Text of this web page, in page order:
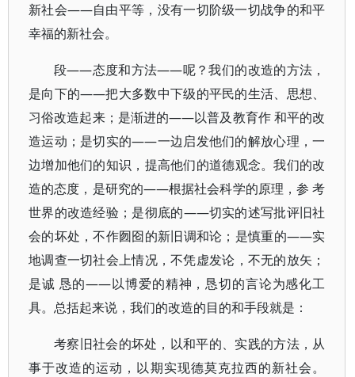
新社会——自由平等，没有一切阶级一切战争的和平
幸福的新社会。
段——态度和方法——呢？我们的改造的方法，
是向下的——把大多数中下级的平民的生活、思想、
习俗改造起来；是渐进的——以普及教育作 和平的改
造运动；是切实的——一边启发他们的解放心理，一
边增加他们的知识，提高他们的道德观念。我们的改
造的态度，是研究的——根据社会科学的原理，参 考
世界的改造经验；是彻底的——切实的述写批评旧社
会的坏处，不作囫囵的新旧调和论；是慎重的——实
地调查一切社会上情况，不凭虚发论，不无的放矢；
是诚 恳的——以博爱的精神，恳切的言论为感化工
具。总括起来说，我们的改造的目的和手段就是：
考察旧社会的坏处，以和平的、实践的方法，从
事于改造的运动，以期实现德莫克拉西的新社会。